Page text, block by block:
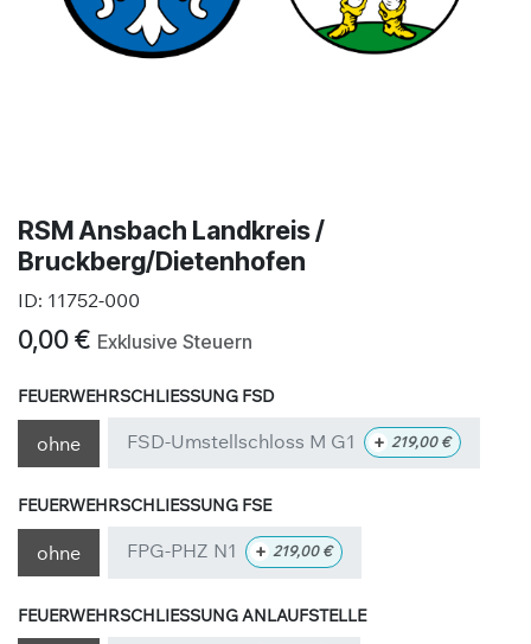
RSM Ansbach Landkreis /
Bruckberg/Dietenhofen
ID: 11752-000
0,00€ Exklusive Steuern
FEUERWEHRSCHLIESSUNG FSD
ohne FSD-Umstellschloss M G1 + 219,00€
FEUERWEHRSCHLIESSUNG FSE
ohne FPG-PHZ N1 + 219,00€
FEUERWEHRSCHLIESSUNG ANLAUFSTELLE